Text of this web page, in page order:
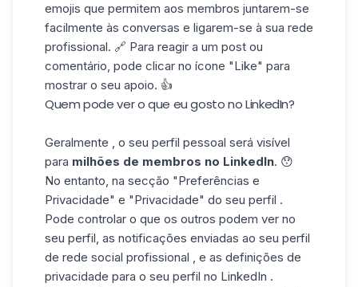
emojis que permitem aos membros juntarem-se
facilmente às conversas e ligarem-se à sua rede
profissional. 🔗 Para reagir a um post ou
comentário, pode clicar no ícone "Like" para
mostrar o seu apoio. 👍
Quem pode ver o que eu gosto no LinkedIn?
Geralmente , o seu perfil pessoal será visível
para milhões de membros no LinkedIn. 😯
No entanto, na secção "Preferências e
Privacidade" e "Privacidade" do seu perfil .
Pode controlar o que os outros podem ver no
seu perfil, as notificações enviadas ao seu perfil
de rede social profissional , e as definições de
privacidade para o seu perfil no LinkedIn .